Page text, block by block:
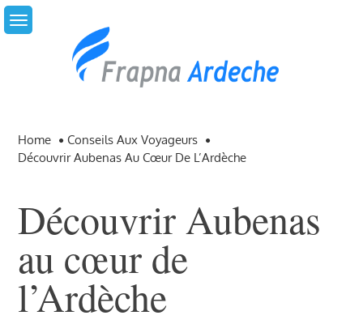
Skip
to
Home
Conseils Aux Voyageurs
Découvrir Aubenas Au Cœur De L’Ardèche
Découvrir Aubenas
au cœur de
l’Ardèche